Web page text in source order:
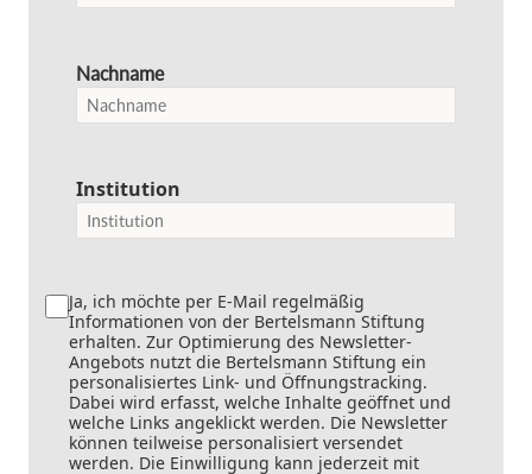
Nachname
Institution
Ja, ich möchte per E-Mail regelmäßig
Informationen von der Bertelsmann Stiftung
erhalten. Zur Optimierung des Newsletter-
Angebots nutzt die Bertelsmann Stiftung ein
personalisiertes Link- und Öffnungstracking.
Dabei wird erfasst, welche Inhalte geöffnet und
welche Links angeklickt werden. Die Newsletter
können teilweise personalisiert versendet
werden. Die Einwilligung kann jederzeit mit